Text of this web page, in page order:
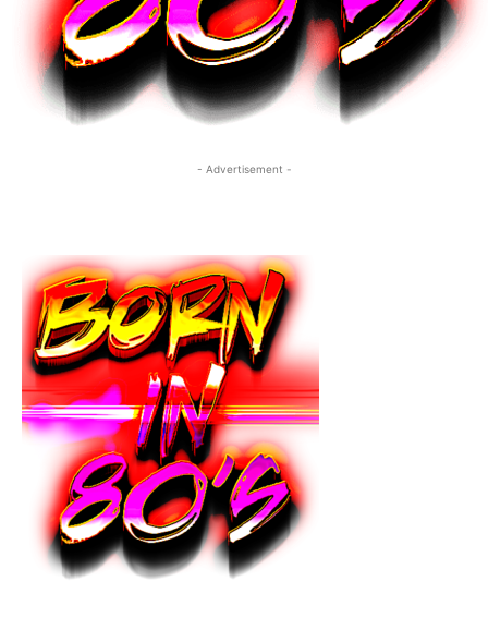
- Advertisement -